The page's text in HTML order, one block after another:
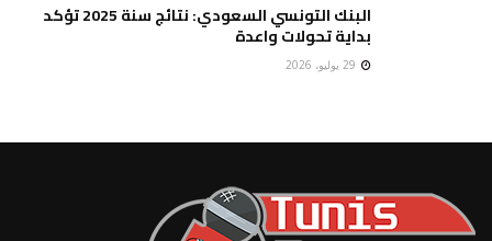
البنك التونسي السعودي: نتائج سنة 2025 تؤكد
بداية تحولات واعدة
29 يوليو، 2026